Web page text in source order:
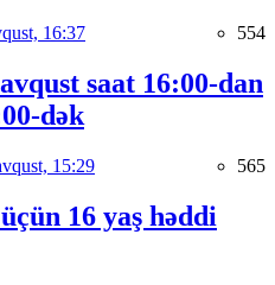
16:37 554
saat 16:00-dan
dək
15:29 565
16 yaş həddi